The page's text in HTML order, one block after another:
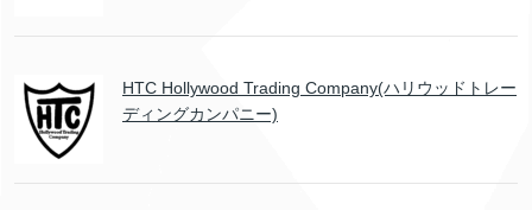
HTC Hollywood Trading Company(ハリウッドトレー
ディングカンパニー)